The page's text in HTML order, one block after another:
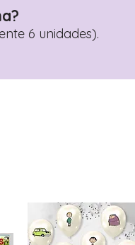
6 unidades).